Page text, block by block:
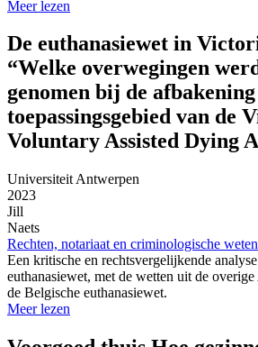
Meer lezen
De euthanasiewet in
“Welke overwegingen
genomen bij de
toepassingsgebied van de
Voluntary Assisted Dying
Universiteit Antwerpen
2023
Jill
Naets
Rechten, notariaat en criminologische
Een kritische en rechtsvergelijkende
euthanasiewet, met de wetten uit de overige
de Belgische euthanasiewet.
Meer lezen